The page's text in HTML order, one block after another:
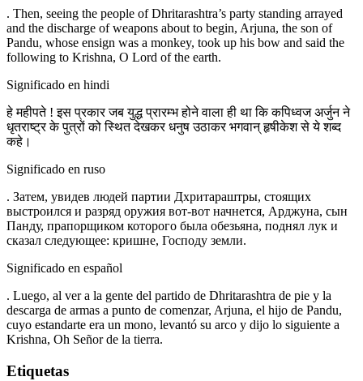
. Then, seeing the people of Dhritarashtra’s party standing arrayed
and the discharge of weapons about to begin, Arjuna, the son of
Pandu, whose ensign was a monkey, took up his bow and said the
following to Krishna, O Lord of the earth.
Significado en hindi
हे महीपते ! इस प्रकार जब युद्ध प्रारम्भ होने वाला ही था कि कपिध्वज अर्जुन ने
धृतराष्ट्र के पुत्रों को स्थित देखकर धनुष उठाकर भगवान् हृषीकेश से ये शब्द
कहे।
Significado en ruso
. Затем, увидев людей партии Дхритараштры, стоящих
выстроился и разряд оружия вот-вот начнется, Арджуна, сын
Панду, прапорщиком которого была обезьяна, поднял лук и
сказал следующее: кришне, Господу земли.
Significado en español
. Luego, al ver a la gente del partido de Dhritarashtra de pie y la
descarga de armas a punto de comenzar, Arjuna, el hijo de Pandu,
cuyo estandarte era un mono, levantó su arco y dijo lo siguiente a
Krishna, Oh Señor de la tierra.
Etiquetas